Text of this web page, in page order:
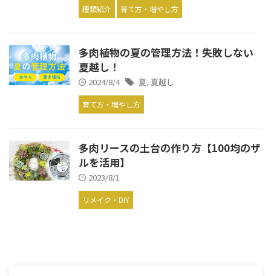
種類紹介 育て方・増やし方
多肉植物の夏の管理方法！失敗しない
夏越し！
2024/8/4 夏, 夏越し
育て方・増やし方
多肉リースの土台の作り方【100均のザ
ルを活用】
2023/8/1
リメイク・DIY